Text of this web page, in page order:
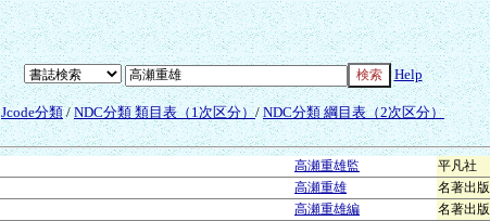
Help
Jcode分類/NDC分類 類目表（1次区分）/NDC分類 綱目表（2次区分）
高瀬重雄監 平凡社
高瀬重雄 名著出版
高瀬重雄編 名著出版